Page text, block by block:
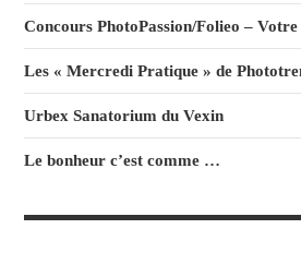
Concours PhotoPassion/Folieo –
Les « Mercredi Pratique » de
Urbex Sanatorium du Vexin
Le bonheur c’est comme …